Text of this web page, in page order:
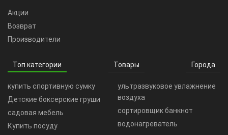
Акции
Возврат
Производители
Топ категории Товары Города
купить спортивную сумку
Детские боксерские груши
садовая мебель
Купить посуду
ультразвуковое увлажнение
воздуха
сортировщик банкнот
водонагреватель